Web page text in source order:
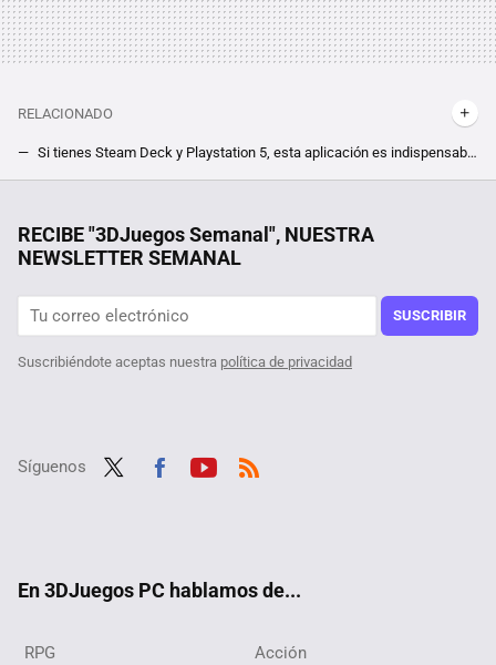
RELACIONADO
Si tienes Steam Deck y Playstation 5, esta aplicación es indispensable y puede cambiar por completo tu forma de jugar a ambas máquinas
RECIBE "3DJuegos Semanal", NUESTRA
NEWSLETTER SEMANAL
SUSCRIBIR
Suscribiéndote aceptas nuestra política de privacidad
Síguenos
En 3DJuegos PC hablamos de...
RPG Acción